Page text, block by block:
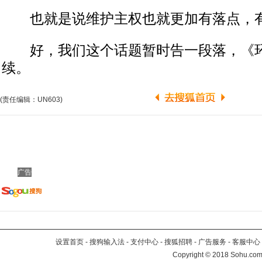
也就是说维护主权也就更加有落点，
好，我们这个话题暂时告一段落，《
续。
(责任编辑：UN603)
广告
设置首页 - 搜狗输入法 - 支付中心 - 搜狐招聘 - 广告服务 - 客服中心
Copyright©2018